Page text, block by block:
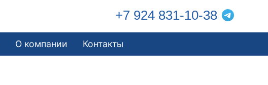
+7 924 831-10-38
О компании Контакты